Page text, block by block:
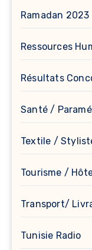
Ramadan 2023
Ressources
Résultats
Santé /
Textile /
Tourisme /
Transport/
Tunisie Radio